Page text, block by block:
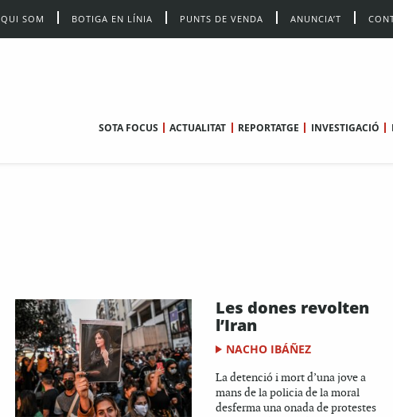
QUI SOM BOTIGA EN LÍNIA PUNTS DE VENDA ANUNCIA’T
SOTA FOCUS ACTUALITAT REPORTATGE INVESTIGACIÓ
Les dones revolten
l’Iran
NACHO IBÁÑEZ
La detenció i mort d’una jove a
mans de la policia de la moral
desferma una onada de protestes